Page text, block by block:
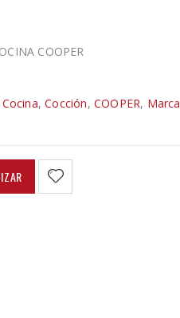
COOPER
,Cocción,COOPER, Marca